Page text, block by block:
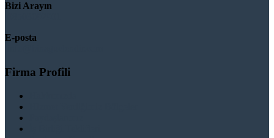
Bizi Arayın
E-posta
Firma Profili